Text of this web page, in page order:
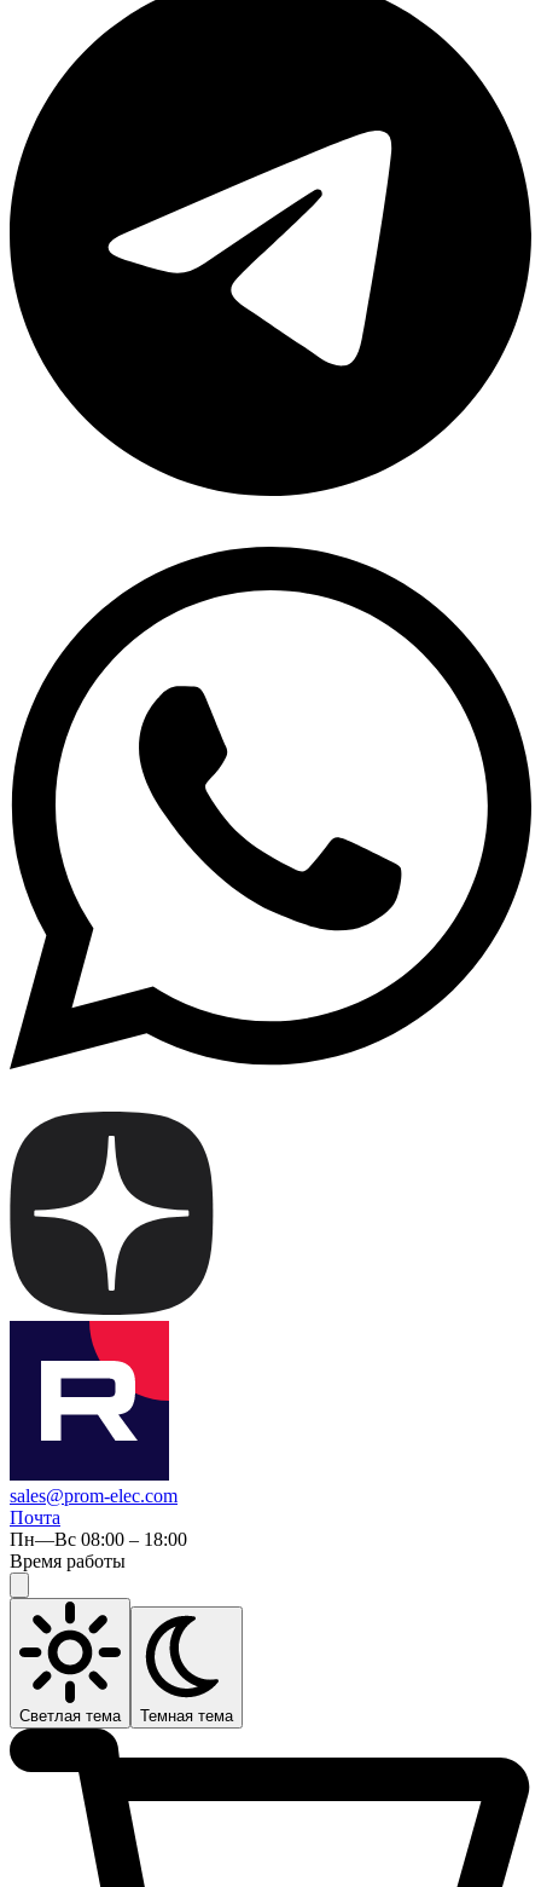
sales@prom-elec.com
Почта
Пн—Вс 08:00 – 18:00
Время работы
Светлая тема Темная тема